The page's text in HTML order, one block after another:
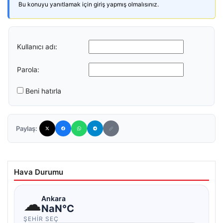
Bu konuyu yanıtlamak için giriş yapmış olmalısınız.
Kullanıcı adı:
Parola:
Beni hatırla
Paylaş:
Hava Durumu
☁Ankara
NaN°C
ŞEHIR SEÇ